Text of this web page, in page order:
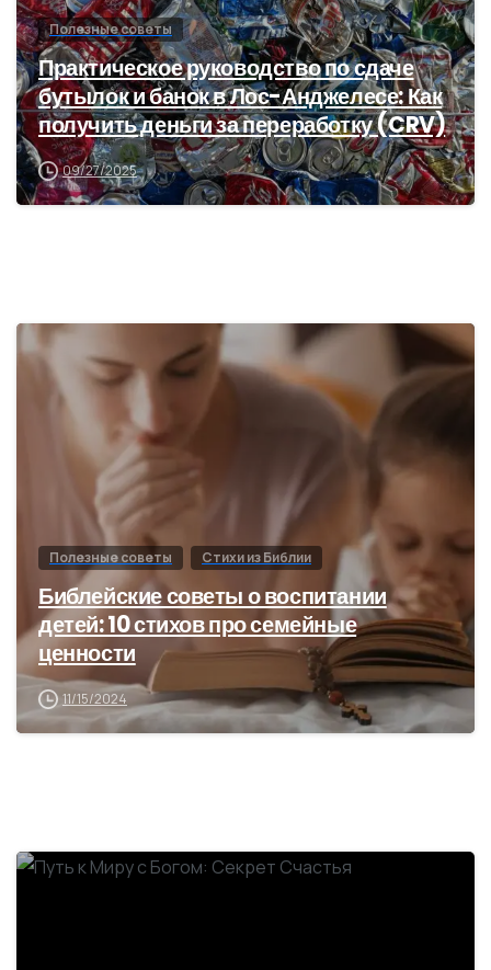
Полезные советы
Практическое руководство по сдаче
бутылок и банок в Лос-Анджелесе: Как
получить деньги за переработку (CRV)
09/27/2025
19
Полезные советы Стихи из Библии
Библейские советы о воспитании
детей: 10 стихов про семейные
ценности
11/15/2024